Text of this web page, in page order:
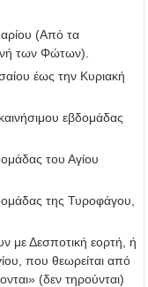
(Από τα
των Φώτων).
έως την Κυριακή
εβδομάδας
του Αγίου
της Τυροφάγου,
με Δεσποτική εορτή, ή
που θεωρείται από
(δεν τηρούνται)